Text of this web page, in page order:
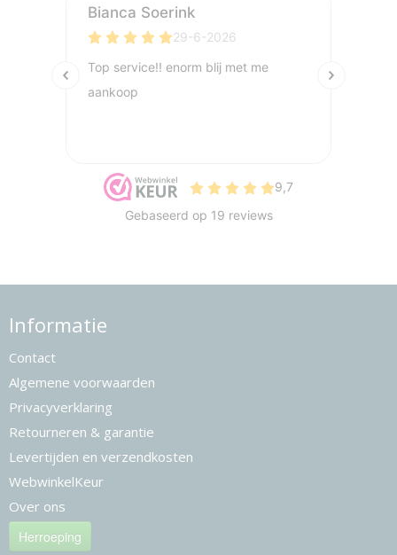
Informatie
Contact
Algemene voorwaarden
Privacyverklaring
Retourneren & garantie
Levertijden en verzendkosten
WebwinkelKeur
Over ons
Herroeping